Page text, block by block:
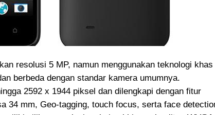
resolusi 5 MP, namun menggunakan teknologi khas
berbeda dengan standar kamera umumnya.
2592 x 1944 piksel dan dilengkapi dengan fitur
34 mm, Geo-tagging, touch focus, serta face